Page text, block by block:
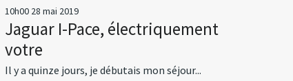
10h00 28 mai 2019
Jaguar I-Pace, électriquement
votre
Il y a quinze jours, je débutais mon séjour...